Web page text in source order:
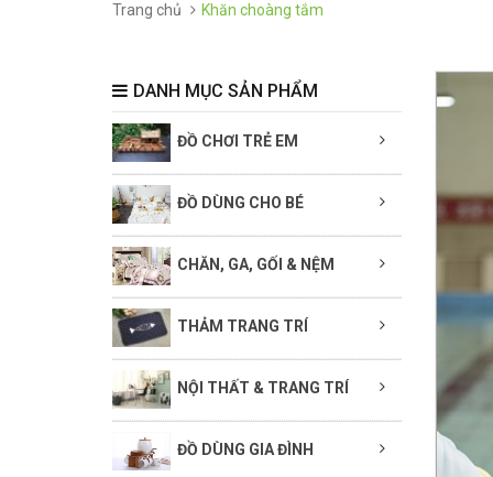
Trang chủ Khăn choàng tắm
DANH MỤC SẢN PHẨM
ĐỒ CHƠI TRẺ EM
ĐỒ DÙNG CHO BÉ
CHĂN, GA, GỐI & NỆM
THẢM TRANG TRÍ
NỘI THẤT & TRANG TRÍ
ĐỒ DÙNG GIA ĐÌNH